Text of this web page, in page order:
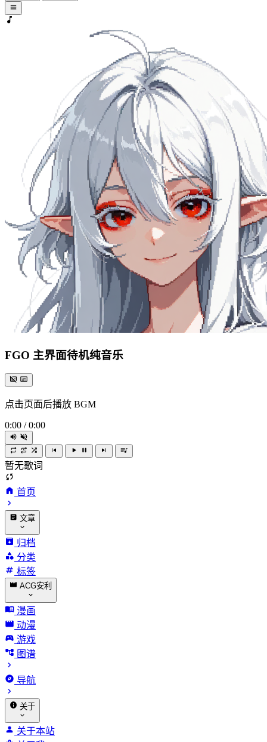
FGO 主界面待机纯音乐
点击页面后播放 BGM
0:00 / 0:00
暂无歌词
首页
文章
归档
分类
标签
ACG安利
漫画
动漫
游戏
图谱
导航
关于
关于本站